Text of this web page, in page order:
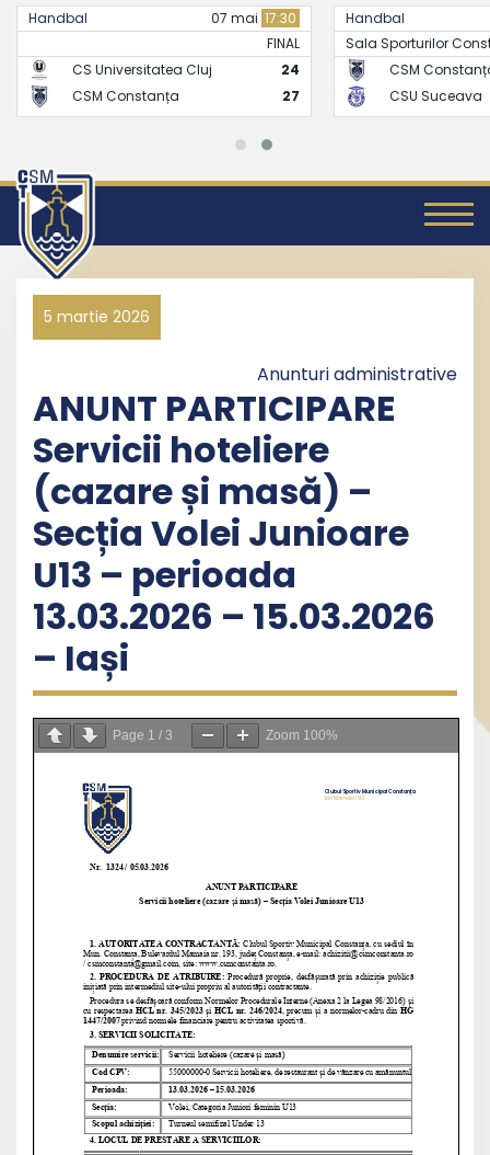
Handbal 21 mai 17:30
FINAL
CSM Constanța
26
CSU Suceava
24
Handbal
CS
CSM
5 martie 2026
Anunturi administrative
ANUNT PARTICIPARE
Servicii hoteliere
(cazare și masă) –
Secția Volei Junioare
U13 – perioada
13.03.2026 – 15.03.2026
– Iași
Page 1 / 3 Zoom 100%